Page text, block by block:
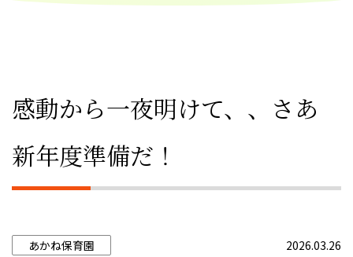
感動から一夜明けて、、さあ
新年度準備だ！
あかね保育園 2026.03.26